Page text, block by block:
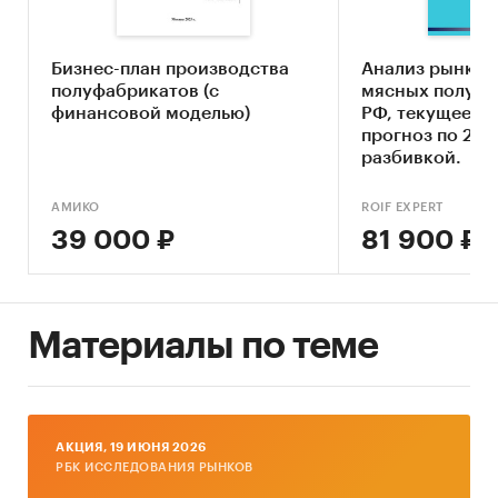
экспорт и импорт мясных полуфабрикатов
экспорта и импорта
баланс спроса и предложения, складские
видам мясных полуфабрикатов:
замороженные мясные полуфабрикаты
Информация о продажах мясных
полуфабрикатов детализирована по
розничная торговля
Бизнес-план производства
полуфабрикатов (с
финансовой моделью)
АМИКО
39 000 ₽
Анализ рынка
мясных
РФ, текущее
прогноз по
разбивкой.
ROIF EXPERT
81 900 ₽
Материалы по теме
AКЦИЯ, 19 ИЮНЯ 2026
РБК ИССЛЕДОВАНИЯ РЫНКОВ